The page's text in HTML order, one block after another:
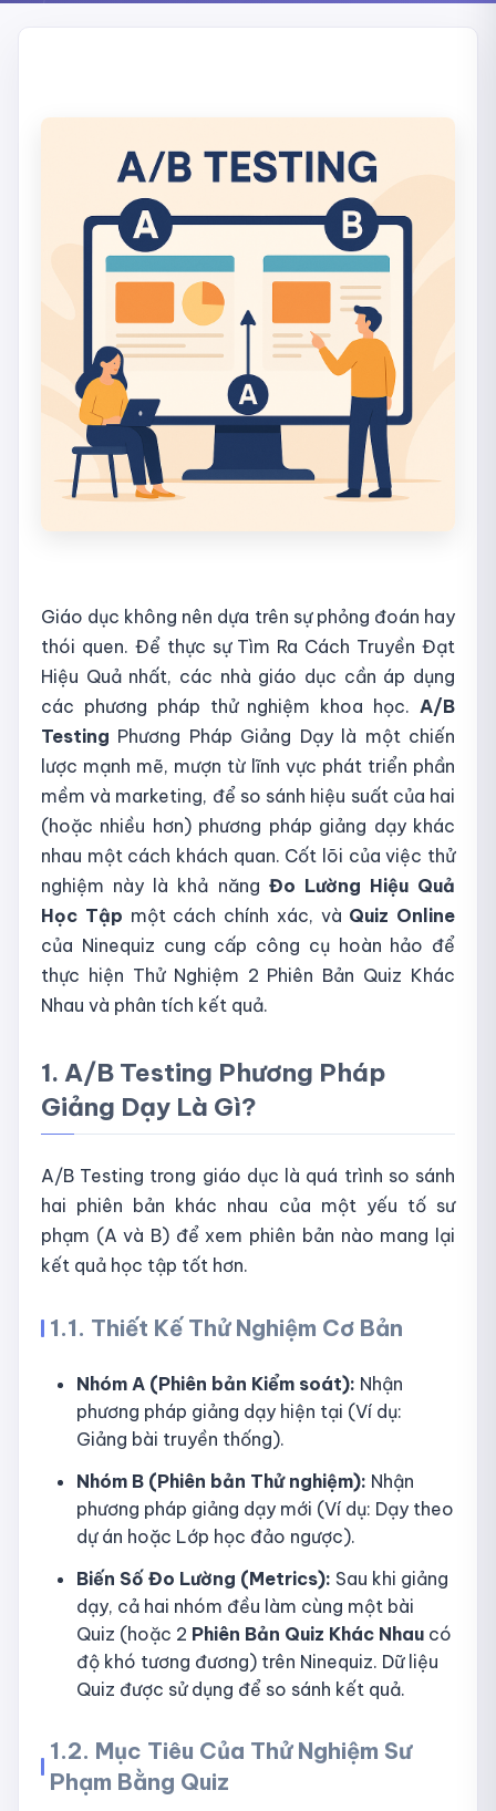
Giáo dục không nên dựa trên sự phỏng đoán hay
thói quen. Để thực sự Tìm Ra Cách Truyền Đạt
Hiệu Quả nhất, các nhà giáo dục cần áp dụng
các phương pháp thử nghiệm khoa học. A/B
Testing Phương Pháp Giảng Dạy là một chiến
lược mạnh mẽ, mượn từ lĩnh vực phát triển phần
mềm và marketing, để so sánh hiệu suất của hai
(hoặc nhiều hơn) phương pháp giảng dạy khác
nhau một cách khách quan. Cốt lõi của việc thử
nghiệm này là khả năng Đo Lường Hiệu Quả
Học Tập một cách chính xác, và Quiz Online
của Ninequiz cung cấp công cụ hoàn hảo để
thực hiện Thử Nghiệm 2 Phiên Bản Quiz Khác
Nhau và phân tích kết quả.
1. A/B Testing Phương Pháp
Giảng Dạy Là Gì?
A/B Testing trong giáo dục là quá trình so sánh
hai phiên bản khác nhau của một yếu tố sư
phạm (A và B) để xem phiên bản nào mang lại
kết quả học tập tốt hơn.
1.1. Thiết Kế Thử Nghiệm Cơ Bản
Nhóm A (Phiên bản Kiểm soát): Nhận
phương pháp giảng dạy hiện tại (Ví dụ:
Giảng bài truyền thống).
Nhóm B (Phiên bản Thử nghiệm): Nhận
phương pháp giảng dạy mới (Ví dụ: Dạy theo
dự án hoặc Lớp học đảo ngược).
Biến Số Đo Lường (Metrics): Sau khi giảng
dạy, cả hai nhóm đều làm cùng một bài
Quiz (hoặc 2 Phiên Bản Quiz Khác Nhau có
độ khó tương đương) trên Ninequiz. Dữ liệu
Quiz được sử dụng để so sánh kết quả.
1.2. Mục Tiêu Của Thử Nghiệm Sư
Phạm Bằng Quiz